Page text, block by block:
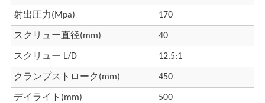
射出圧力(Mpa) 170
スクリュー直径(mm) 40
スクリュー L/D 12.5:1
クランプストローク(mm) 450
デイライト(mm) 500